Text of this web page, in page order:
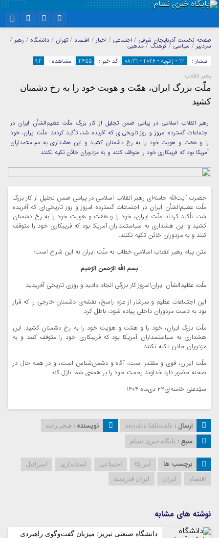
اینستاگرام تلگرام
سروش ایتا
آپارات
نام کاربری یا نشانی ایمیل
رمز عبور
صفحه نخست آذربایجان شرقی / اجتماعی / اخبار / اقتصاد / تهران / دانشگاه / رهبر /
سردبیر / سیاسی /فرهنگ /مذهبی
انتشار :
13 - ژانویه - 2026 - 08:31 کد خبر : 2455 مشاهده :
92
رهبر انقلاب:
ملّت بزرگ ایران، همّت و هویت خود را به رخ دشمنان
کشید
رهبر انقلاب اسلامی در پیامی ضمن تجلیل از کار بزرگ ملّت عظیم‌الشأن ایران در
اجتماعات گسترده امروز و روز تاریخی‌ای که آفریده شد، تأکید کردند: ملّت ایران، خود
را و همّت و هویت خود را به رخ دشمنان کشید و این هشداری به سیاستمداران
آمریکا بود که فریبکاری خود را متوقف کنند و به مزدوران خائن تکیه نکنند.
حضرت آیت‌الله خامنه‌ای رهبر انقلاب اسلامی در پیامی ضمن تجلیل از کار بزرگ
ملّت عظیم‌الشأن ایران در اجتماعات گسترده امروز و روز تاریخی‌ای که آفریده
شد، تأکید کردند: ملّت ایران، خود را و همّت و هویت خود را به رخ دشمنان
کشید و این هشداری به سیاستمداران آمریکا بود که فریبکاری خود را متوقف
کنند و به مزدوران خائن تکیه نکنند.
متن پیام رهبر انقلاب اسلامی خطاب به ملّت ایران به این شرح‌ است:
بسم الله الرّحمن الرّحیم
ملّت عظیم‌الشأن ایران!امروز کار بزرگی انجام دادید و روزی تاریخی آفریدید.
این اجتماعات عظیم و سرشار از عزم راسخ، نقشه‌ی دشمنان خارجی را که قرار
بود به دست مزدوران داخلی پیاده شود، باطل کرد.
ملّت بزرگ ایران، خود را و همّت و هویت خود را به رخ دشمنان کشید. این
هشداری به سیاستمداران آمریکا بود که فریبکاری خود را متوقف کنند و به
مزدوران خائن تکیه نکنند.
ملّت ایران، قوی و مقتدر است، آگاه و دشمن‌شناس است، و در همه حال در
صحنه حضور دارد.خداوند رحمت خود را بر همه‌ی شما نازل کند.
سیّدعلی خامنه‌ای۲۲ دی‌ماه ۱۴۰۴
ارسال : mojtaba fathizade نویسنده : فتحی‌زاده
منبع : پایگاه خبری نسام
برچسب ها آمریکا اجتماعی استانداری
اسرائیل
اقتصاد
ایران ایران قدرتمند
نوشته های مشابه
دانشگاه صنعتی تبریز؛ میزبان گفت‌وگوی راهبردی